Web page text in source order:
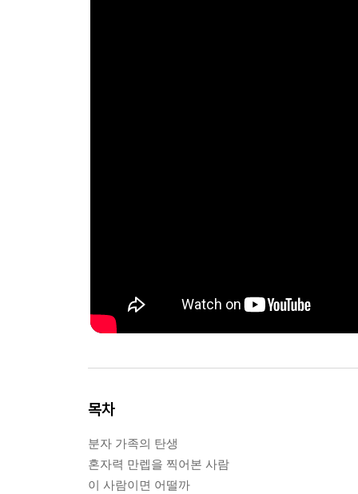
목차
분자 가족의 탄생
혼자력 만렙을 찍어본 사람
이 사람이면 어떨까